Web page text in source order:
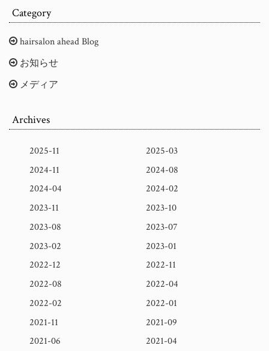
Category
hairsalon ahead Blog
お知らせ
メディア
Archives
2025-11
2025-03
2024-11
2024-08
2024-04
2024-02
2023-11
2023-10
2023-08
2023-07
2023-02
2023-01
2022-12
2022-11
2022-08
2022-04
2022-02
2022-01
2021-11
2021-09
2021-06
2021-04